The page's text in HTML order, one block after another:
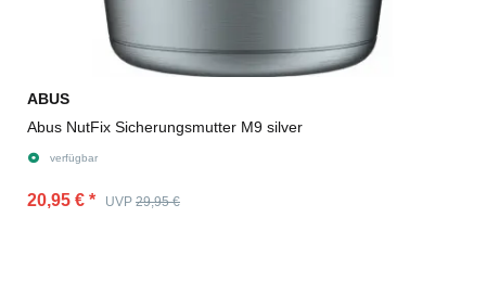
ABUS
Abus NutFix Sicherungsmutter M9 silver
verfügbar
20,95 € * UVP 29,95 €